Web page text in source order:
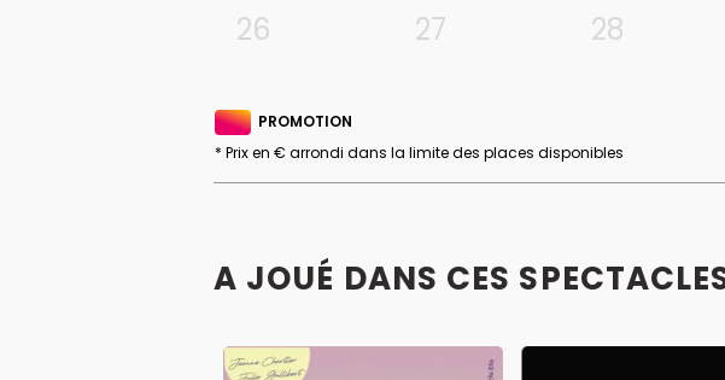
26
27 28
PROMOTION
* Prix en € arrondi dans la limite des places disponibles
A JOUÉ DANS CES